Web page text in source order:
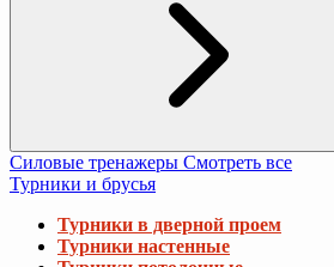
Силовые тренажеры Смотреть все
Турники и брусья
Турники в дверной проем
Турники настенные